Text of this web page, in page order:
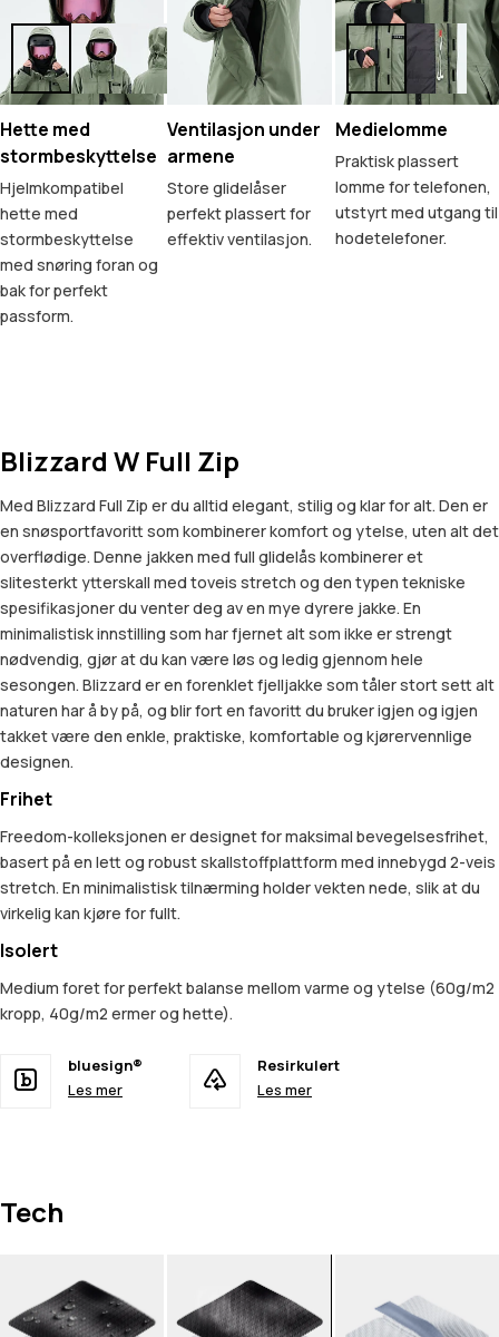
Hette med
stormbeskyttelse
Hjelmkompatibel
hette med
stormbeskyttelse
med snøring foran og
bak for perfekt
passform.
Ventilasjon under
armene
Store glidelåser
perfekt plassert for
effektiv ventilasjon.
Medielomme
Praktisk plassert
lomme for telefonen,
utstyrt med utgang til
hodetelefoner.
Blizzard W Full Zip
Med Blizzard Full Zip er du alltid elegant, stilig og klar for alt. Den er
en snøsportfavoritt som kombinerer komfort og ytelse, uten alt det
overflødige. Denne jakken med full glidelås kombinerer et
slitesterkt ytterskall med toveis stretch og den typen tekniske
spesifikasjoner du venter deg av en mye dyrere jakke. En
minimalistisk innstilling som har fjernet alt som ikke er strengt
nødvendig, gjør at du kan være løs og ledig gjennom hele
sesongen. Blizzard er en forenklet fjelljakke som tåler stort sett alt
naturen har å by på, og blir fort en favoritt du bruker igjen og igjen
takket være den enkle, praktiske, komfortable og kjørervennlige
designen.
Frihet
Freedom-kolleksjonen er designet for maksimal bevegelsesfrihet,
basert på en lett og robust skallstoffplattform med innebygd 2-veis
stretch. En minimalistisk tilnærming holder vekten nede, slik at du
virkelig kan kjøre for fullt.
Isolert
Medium foret for perfekt balanse mellom varme og ytelse (60g/m2
kropp, 40g/m2 ermer og hette).
bluesign®
Les mer
Resirkulert
Les mer
Tech